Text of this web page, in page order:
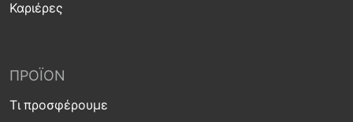
Καριέρες
ΠΡΟΪΌΝ
Τι προσφέρουμε